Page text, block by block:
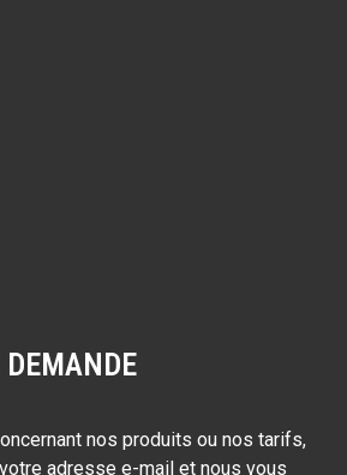
DEMANDE
nos produits ou nos tarifs,
adresse e-mail et nous vous